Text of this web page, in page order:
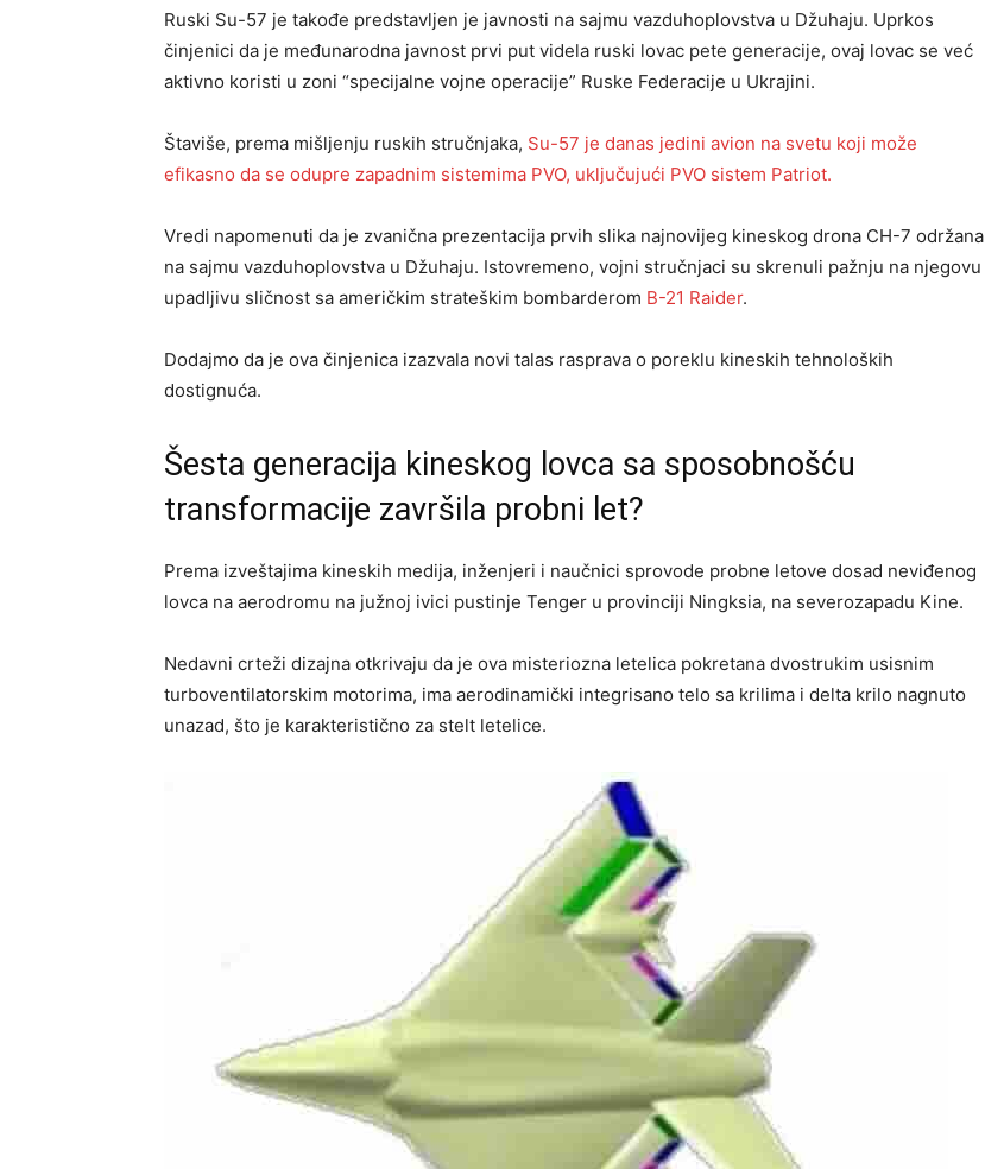
Ruski Su-57 je takođe predstavljen je javnosti na sajmu vazduhoplovstva u Džuhaju. Uprkos
činjenici da je međunarodna javnost prvi put videla ruski lovac pete generacije, ovaj lovac se već
aktivno koristi u zoni “specijalne vojne operacije” Ruske Federacije u Ukrajini.
Štaviše, prema mišljenju ruskih stručnjaka, Su-57 je danas jedini avion na svetu koji može
efikasno da se odupre zapadnim sistemima PVO, uključujući PVO sistem Patriot.
Vredi napomenuti da je zvanična prezentacija prvih slika najnovijeg kineskog drona CH-7 održana
na sajmu vazduhoplovstva u Džuhaju. Istovremeno, vojni stručnjaci su skrenuli pažnju na njegovu
upadljivu sličnost sa američkim strateškim bombarderom B-21 Raider.
Dodajmo da je ova činjenica izazvala novi talas rasprava o poreklu kineskih tehnoloških
dostignuća.
Šesta generacija kineskog lovca sa sposobnošću
transformacije završila probni let?
Prema izveštajima kineskih medija, inženjeri i naučnici sprovode probne letove dosad neviđenog
lovca na aerodromu na južnoj ivici pustinje Tenger u provinciji Ningksia, na severozapadu Kine.
Nedavni crteži dizajna otkrivaju da je ova misteriozna letelica pokretana dvostrukim usisnim
turboventilatorskim motorima, ima aerodinamički integrisano telo sa krilima i delta krilo nagnuto
unazad, što je karakteristično za stelt letelice.